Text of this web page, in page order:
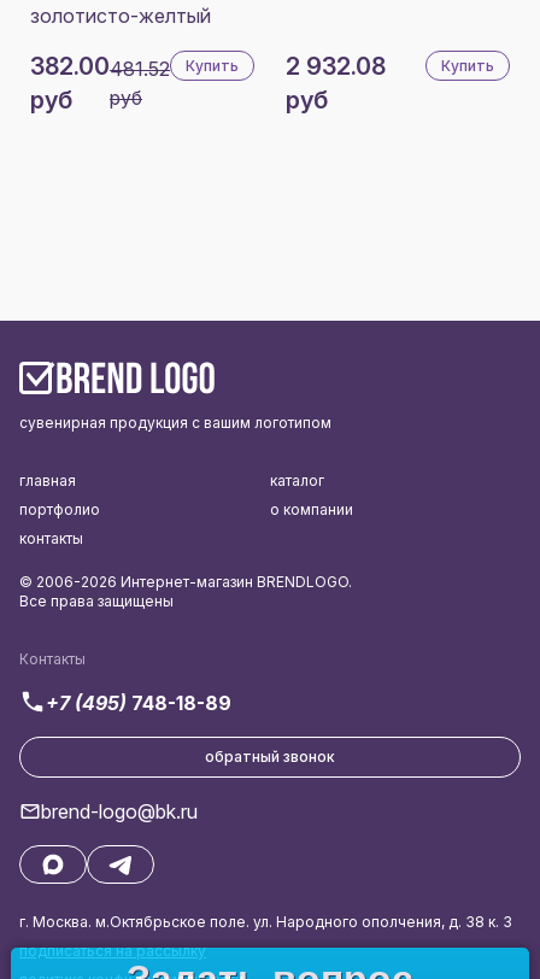
золотисто-желтый
382.00
руб
481.52
руб
Купить
2 932.08
руб
Купить
сувенирная продукция с вашим логотипом
Контакты
+7 (495) 748-18-89
обратный звонок
brend-logo@bk.ru
г. Москва. м.Октябрьское поле. ул. Народного ополчения, д. 38 к. 3
подписаться на рассылку
главная
каталог
портфолио
о компании
контакты
© 2006-2026 Интернет-магазин BRENDLOGO.
Все права защищены